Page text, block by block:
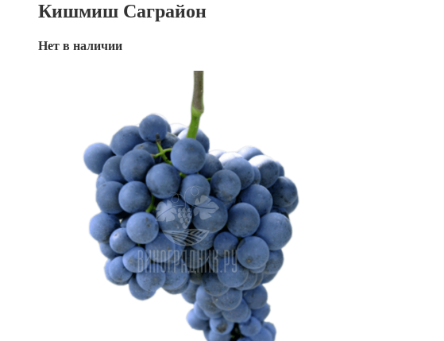
Кишмиш Саграйон
Нет в наличии